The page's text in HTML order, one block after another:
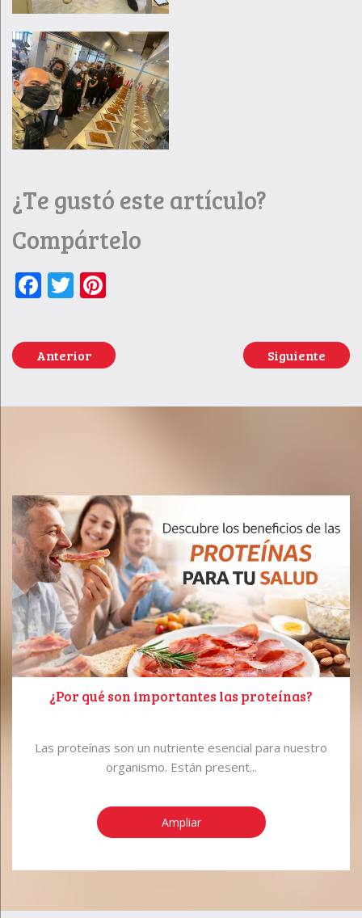
¿Te gustó este artículo?
Compártelo
Facebook
Twitter
Anterior Siguiente
¿Por qué son importantes las proteínas?
Las proteínas son un nutriente esencial para nuestro
organismo. Están present...
Ampliar